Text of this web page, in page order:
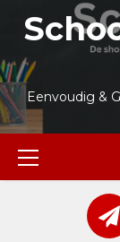
inhoud
Eenvoudig &
Primair
menu